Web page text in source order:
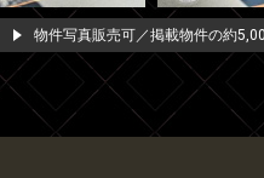
物件写真販売可／掲載物件の約